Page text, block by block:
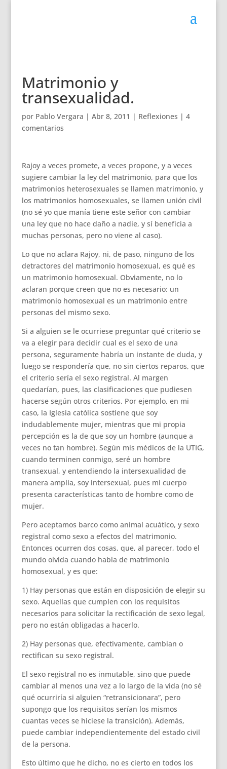
Matrimonio y
transexualidad.
por Pablo Vergara | Abr 8, 2011 | Reflexiones | 4
comentarios
Rajoy a veces promete, a veces propone, y a veces
sugiere cambiar la ley del matrimonio, para que los
matrimonios heterosexuales se llamen matrimonio, y
los matrimonios homosexuales, se llamen unión civil
(no sé yo que manía tiene este señor con cambiar
una ley que no hace daño a nadie, y sí beneficia a
muchas personas, pero no viene al caso).
Lo que no aclara Rajoy, ni, de paso, ninguno de los
detractores del matrimonio homosexual, es qué es
un matrimonio homosexual. Obviamente, no lo
aclaran porque creen que no es necesario: un
matrimonio homosexual es un matrimonio entre
personas del mismo sexo.
Si a alguien se le ocurriese preguntar qué criterio se
va a elegir para decidir cual es el sexo de una
persona, seguramente habría un instante de duda, y
luego se respondería que, no sin ciertos reparos, que
el criterio sería el sexo registral. Al margen
quedarían, pues, las clasificaciones que pudiesen
hacerse según otros criterios. Por ejemplo, en mi
caso, la Iglesia católica sostiene que soy
indudablemente mujer, mientras que mi propia
percepción es la de que soy un hombre (aunque a
veces no tan hombre). Según mis médicos de la UTIG,
cuando terminen conmigo, seré un hombre
transexual, y entendiendo la intersexualidad de
manera amplia, soy intersexual, pues mi cuerpo
presenta características tanto de hombre como de
mujer.
Pero aceptamos barco como animal acuático, y sexo
registral como sexo a efectos del matrimonio.
Entonces ocurren dos cosas, que, al parecer, todo el
mundo olvida cuando habla de matrimonio
homosexual, y es que:
1) Hay personas que están en disposición de elegir su
sexo. Aquellas que cumplen con los requisitos
necesarios para solicitar la rectificación de sexo legal,
pero no están obligadas a hacerlo.
2) Hay personas que, efectivamente, cambian o
rectifican su sexo registral.
El sexo registral no es inmutable, sino que puede
cambiar al menos una vez a lo largo de la vida (no sé
qué ocurriría si alguien “retransicionara”, pero
supongo que los requisitos serían los mismos
cuantas veces se hiciese la transición). Además,
puede cambiar independientemente del estado civil
de la persona.
Esto último que he dicho, no es cierto en todos los